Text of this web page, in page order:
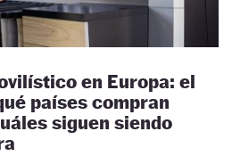
en Europa: el
países compran
siguen siendo